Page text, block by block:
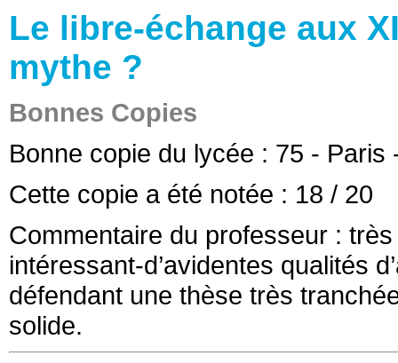
Le libre-échange aux
mythe ?
Bonnes Copies
Bonne copie du lycée : 75 - Paris
Cette copie a été notée : 18 / 20
Commentaire du professeur :
intéressant-d’avidentes qualités
défendant une thèse très
solide.